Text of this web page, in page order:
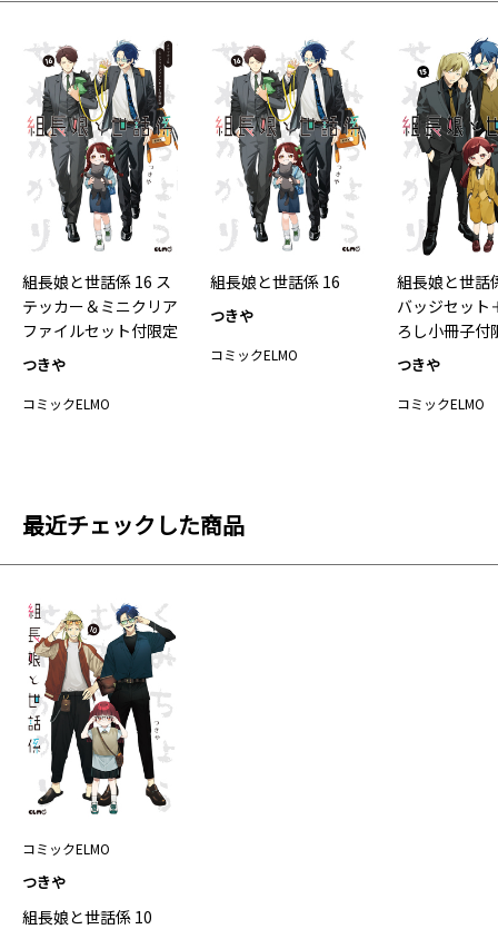
組長娘と世話係 16 ス
テッカー＆ミニクリア
ファイルセット付限定
つきや
コミックELMO
組長娘と世話係 16
つきや
コミックELMO
組長娘と世話
バッジセット
ろし小冊子付
つきや
コミックELMO
最近チェックした商品
コミックELMO
つきや
組長娘と世話係 10